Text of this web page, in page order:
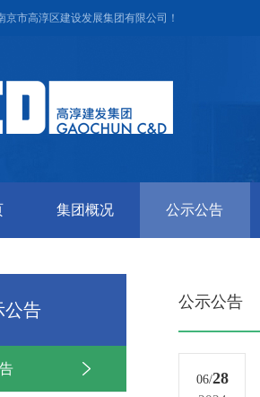
京市高淳区建设发展集团有限公司！
集团概况 公示公告
公告 公示公告
06/28